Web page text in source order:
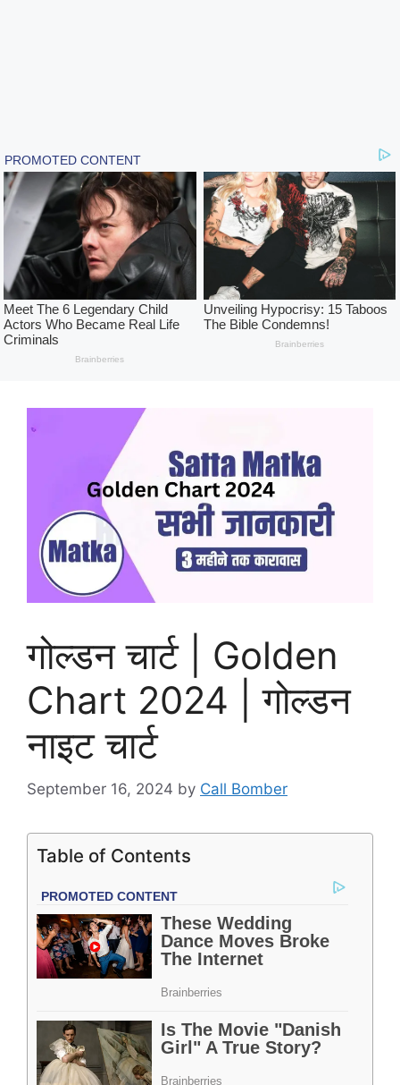
गोल्डन चार्ट | Golden
Chart 2024 | गोल्डन
नाइट चार्ट
September 16, 2024 by Call Bomber
Table of Contents